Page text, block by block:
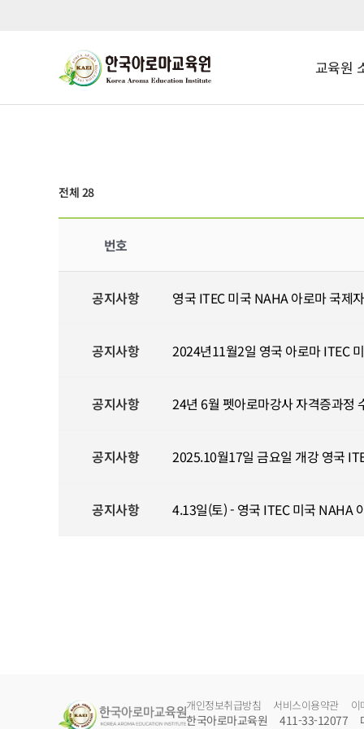
교육원
전체 28
번호
공지사항 영국 ITEC 미국 NAHA 아로마 국제
공지사항 2024년11월2일 영국 아로마 ITEC
공지사항 24년 6월 펫아로마강사 자격증과정
공지사항 2025.10월17일 금요일 개강 영국
공지사항 4.13일(토) - 영국 ITEC 미국 NAHA
개인정보취급방침 서비스이용약관 이
한국아로마교육원 411-33-12077